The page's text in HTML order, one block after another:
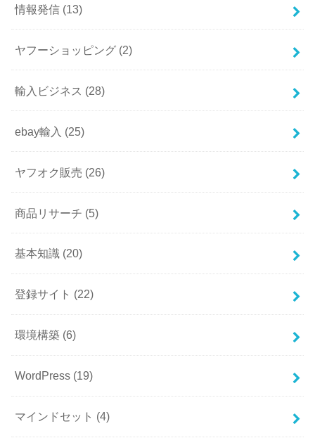
情報発信 (13)
ヤフーショッピング (2)
輸入ビジネス (28)
ebay輸入 (25)
ヤフオク販売 (26)
商品リサーチ (5)
基本知識 (20)
登録サイト (22)
環境構築 (6)
WordPress (19)
マインドセット (4)